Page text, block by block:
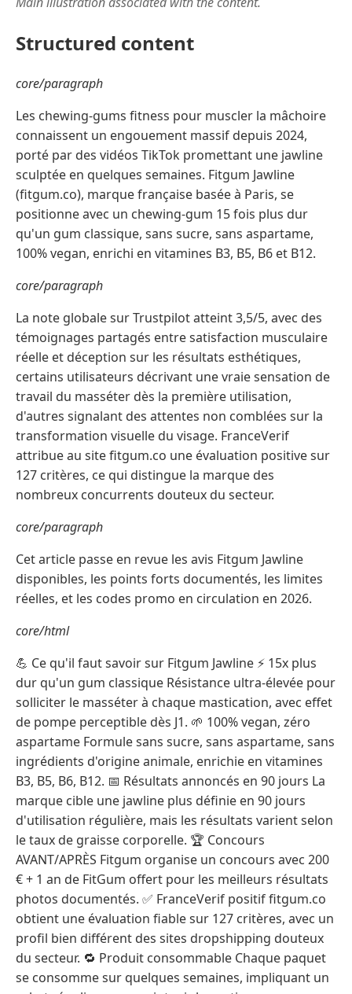
Structured content
core/paragraph
Les chewing-gums fitness pour muscler la mâchoire
connaissent un engouement massif depuis 2024,
porté par des vidéos TikTok promettant une jawline
sculptée en quelques semaines. Fitgum Jawline
(fitgum.co), marque française basée à Paris, se
positionne avec un chewing-gum 15 fois plus dur
qu'un gum classique, sans sucre, sans aspartame,
100% vegan, enrichi en vitamines B3, B5, B6 et B12.
core/paragraph
La note globale sur Trustpilot atteint 3,5/5, avec des
témoignages partagés entre satisfaction musculaire
réelle et déception sur les résultats esthétiques,
certains utilisateurs décrivant une vraie sensation de
travail du masséter dès la première utilisation,
d'autres signalant des attentes non comblées sur la
transformation visuelle du visage. FranceVerif
attribue au site fitgum.co une évaluation positive sur
127 critères, ce qui distingue la marque des
nombreux concurrents douteux du secteur.
core/paragraph
Cet article passe en revue les avis Fitgum Jawline
disponibles, les points forts documentés, les limites
réelles, et les codes promo en circulation en 2026.
core/html
💪 Ce qu'il faut savoir sur Fitgum Jawline ⚡ 15x plus
dur qu'un gum classique Résistance ultra-élevée pour
solliciter le masséter à chaque mastication, avec effet
de pompe perceptible dès J1. 🌱 100% vegan, zéro
aspartame Formule sans sucre, sans aspartame, sans
ingrédients d'origine animale, enrichie en vitamines
B3, B5, B6, B12. 📅 Résultats annoncés en 90 jours La
marque cible une jawline plus définie en 90 jours
d'utilisation régulière, mais les résultats varient selon
le taux de graisse corporelle. 🏆 Concours
AVANT/APRÈS Fitgum organise un concours avec 200
€ + 1 an de FitGum offert pour les meilleurs résultats
photos documentés. ✅ FranceVerif positif fitgum.co
obtient une évaluation fiable sur 127 critères, avec un
profil bien différent des sites dropshipping douteux
du secteur. 🔁 Produit consommable Chaque paquet
se consomme sur quelques semaines, impliquant un